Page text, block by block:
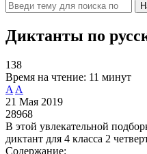
Диктанты по
138
Время на чтение: 11 минут
A A
21 Мая 2019
28968
В этой увлекательной
диктант для 4 класса 2
Содержание: